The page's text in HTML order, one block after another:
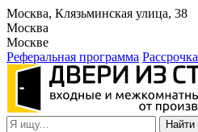
Москва, Клязьминская улица, 38
Москва
Москве
Реферальная программа Рассрочка